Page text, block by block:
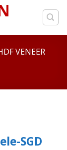
VENEER
SGD